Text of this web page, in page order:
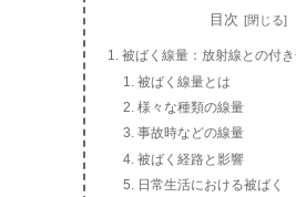
目次
被ばく線量：放射線との付
被ばく線量とは
様々な種類の線量
事故時などの線量
被ばく経路と影響
日常生活における被ばく